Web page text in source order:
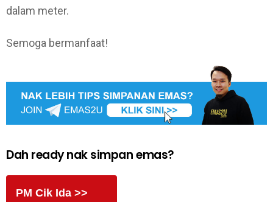
dalam meter.
Semoga bermanfaat!
Dah ready nak simpan emas?
PM Cik Ida >>